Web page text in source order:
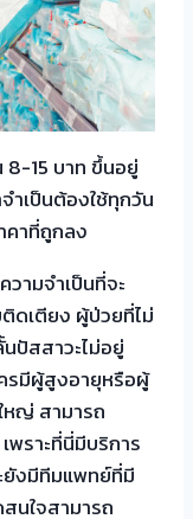
15 บาท ขึ้นอยู่
เป็นต้องใช้ทุกวัน
คาที่ถูกลง
ามจำเป็นที่จะ
ดเตียง ผู้ป่วยที่ไม่
ปัสสาวะไม่อยู่
รมีผู้สูงอายุหรือผู้
หญ่ สามารถ
เพราะที่นี่มีบริการ
งมีทีมแพทย์ที่มี
นใจสามารถ